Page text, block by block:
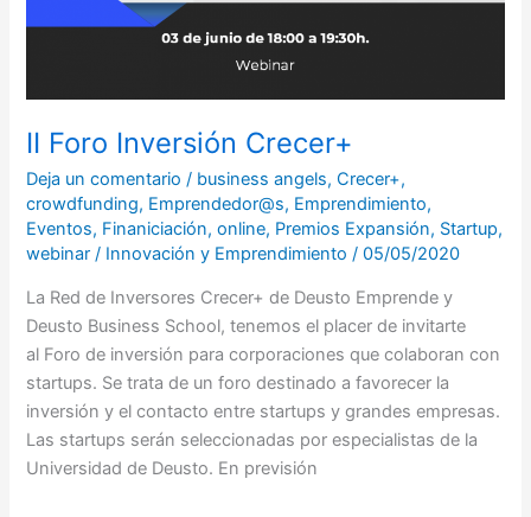
II Foro Inversión Crecer+
Deja un comentario / business angels,Crecer+,
crowdfunding, Emprendedor@s, Emprendimiento,
Eventos, Finaniciación,online, Premios Expansión, Startup,
webinar / Innovación y Emprendimiento /05/05/2020
La Red de Inversores Crecer+ de Deusto Emprende y
Deusto Business School, tenemos el placer de invitarte
al Foro de inversión para corporaciones que colaboran con
startups. Se trata de un foro destinado a favorecer la
inversión y el contacto entre startups y grandes empresas.
Las startups serán seleccionadas por especialistas de la
Universidad de Deusto. En previsión